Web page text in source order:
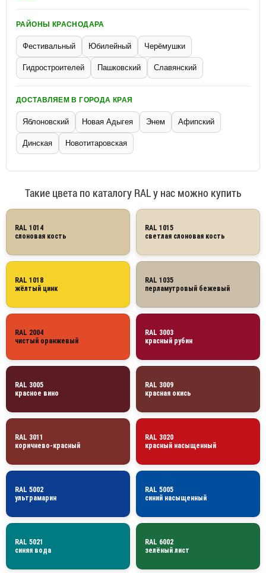
РАЙОНЫ КРАСНОДАРА
Фестивальный Юбилейный Черёмушки
Гидростроителей Пашковский Славянский
ДОСТАВЛЯЕМ В ГОРОДА КРАЯ
Яблоновский Новая Адыгея Энем Афипский
Динская Новотитаровская
Такие цвета по каталогу RAL у нас можно купить
RAL 1014
слоновая кость
RAL 1015
светлая слоновая кость
RAL 1018
жёлтый цинк
RAL 1035
перламутровый бежевый
RAL 2004
чистый оранжевый
RAL 3003
красный рубин
RAL 3005
красное вино
RAL 3009
красная окись
RAL 3011
коричнево-красный
RAL 3020
красный насыщенный
RAL 5002
ультрамарин
RAL 5005
синий насыщенный
RAL 5021
синяя вода
RAL 6002
зелёный лист